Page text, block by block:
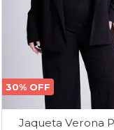
30% OFF
Jaqueta Verona